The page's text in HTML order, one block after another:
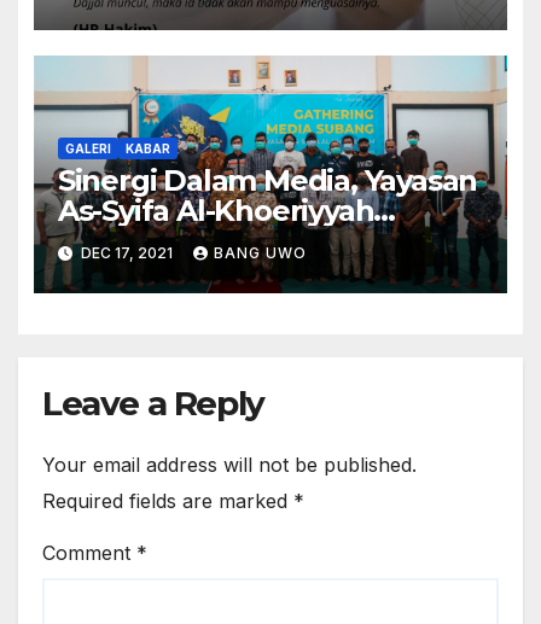
GALERI KABAR
Sinergi Dalam Media, Yayasan
As-Syifa Al-Khoeriyyah
Adakan Media Gathering
Subang
DEC 17, 2021 BANG UWO
Leave a Reply
Your email address will not be published.
Required fields are marked *
Comment *